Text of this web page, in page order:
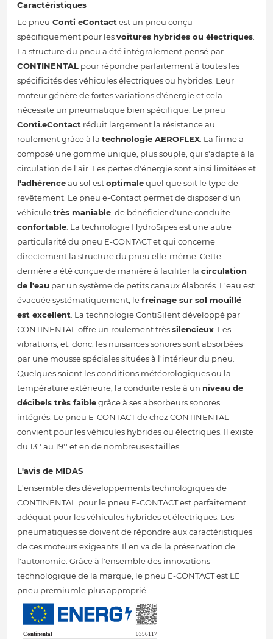
Caractéristiques
Le pneu Conti eContactest un pneu conçu
spécifiquement pour lesvoitures hybrides ou électriques.
La structure du pneu a été intégralement pensé par
CONTINENTAL pour répondre parfaitement à toutes les
spécificités des véhicules électriques ou hybrides. Leur
moteur génère de fortes variations d'énergie et cela
nécessite un pneumatique bien spécifique. Le pneu
Conti.eContact réduit largement la résistance au
roulement grâce à la technologie AEROFLEX. La firme a
composé une gomme unique, plus souple, qui s'adapte à la
circulation de l'air. Les pertes d'énergie sont ainsi limitées et
l'adhérenceau sol estoptimalequel que soit le type de
revêtement. Le pneu e-Contact permet de disposer d'un
véhiculetrès maniable, de bénéficier d'une conduite
confortable. La technologie HydroSipes est une autre
particularité du pneu E-CONTACT et qui concerne
directement la structure du pneu elle-même. Cette
dernière a été conçue de manière à faciliter la circulation
de l'eau par un système de petits canaux élaborés. L'eau est
évacuée systématiquement, lefreinage sur sol mouillé
est excellent. La technologie ContiSilent développé par
CONTINENTAL offre un roulement trèssilencieux. Les
vibrations, et, donc, les nuisances sonores sont absorbées
par une mousse spéciales situées à l'intérieur du pneu.
Quelques soient les conditions météorologiques ou la
température extérieure, la conduite reste à un niveau de
décibels très faiblegrâce à ses absorbeurs sonores
intégrés. Le pneu E-CONTACT de chez CONTINENTAL
convient pour les véhicules hybrides ou électriques. Il existe
du 13'' au 19'' et en de nombreuses tailles.
L'avis de MIDAS
L'ensemble des développements technologiques de
CONTINENTAL pour le pneu E-CONTACT est parfaitement
adéquat pour les véhicules hybrides et électriques. Les
pneumatiques se doivent de répondre aux caractéristiques
de ces moteurs exigeants. Il en va de la préservation de
l'autonomie. Grâce à l'ensemble des innovations
technologique de la marque, le pneu E-CONTACT est LE
pneu premiumle plus approprié.